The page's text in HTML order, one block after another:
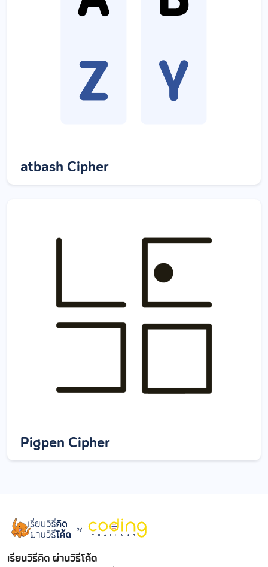
atbash Cipher
Pigpen Cipher
เรียนวิธีคิด ผ่านวิธีโค้ด